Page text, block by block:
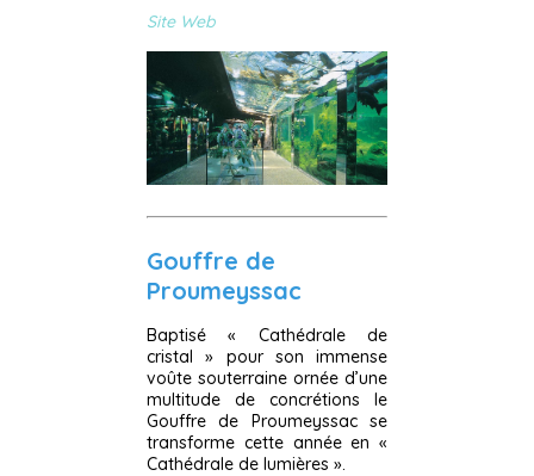
Site Web
Gouffre de
Proumeyssac
Baptisé « Cathédrale de
cristal » pour son immense
voûte souterraine ornée d’une
multitude de concrétions le
Gouffre de Proumeyssac se
transforme cette année en «
Cathédrale de lumières ».